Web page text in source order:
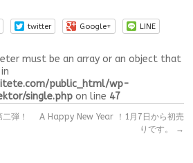
twitter Google+ LINE
must be an array or an object that
public_html/wp-
single.php on line 47
弾！
A Happy New Year ！1月7日から初売
りです。
→